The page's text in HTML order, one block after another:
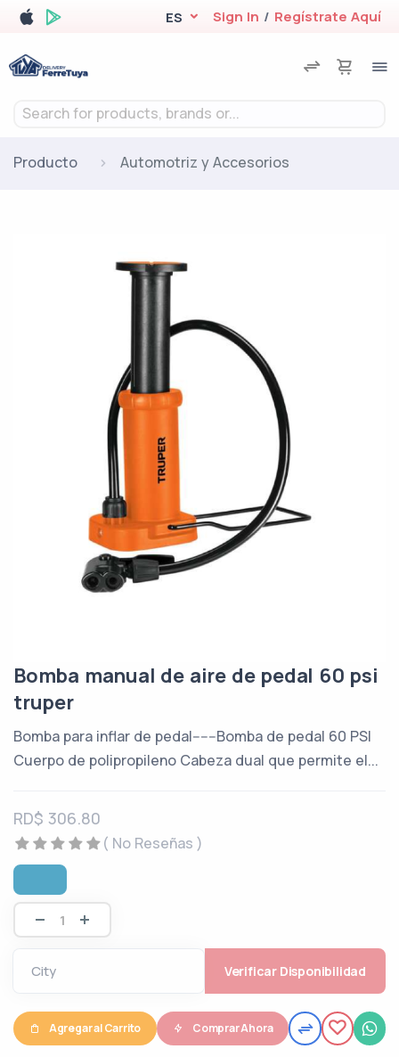
ES Sign In / Regístrate Aquí
Search for products, brands or...
Producto Automotriz y Accesorios
Bomba manual de aire de pedal 60 psi
truper
Bomba para inflar de pedal------Bomba de pedal 60 PSI
Cuerpo de polipropileno Cabeza dual que permite el...
RD$ 306.80
( No Reseñas )
Verificar Disponibilidad
Agregar al Carrito Comprar Ahora